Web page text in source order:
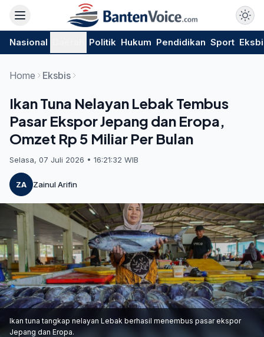
Nasional Politik Hukum Pendidikan Sport
Home Eksbis
Ikan Tuna Nelayan Lebak Tembus
Pasar Ekspor Jepang dan Eropa,
Omzet Rp 5 Miliar Per Bulan
Selasa, 07 Juli 2026 • 16:21:32 WIB
ZA Zainul Arifin
Ikan tuna tangkap nelayan Lebak berhasil menembus pasar ekspor
Jepang dan Eropa.